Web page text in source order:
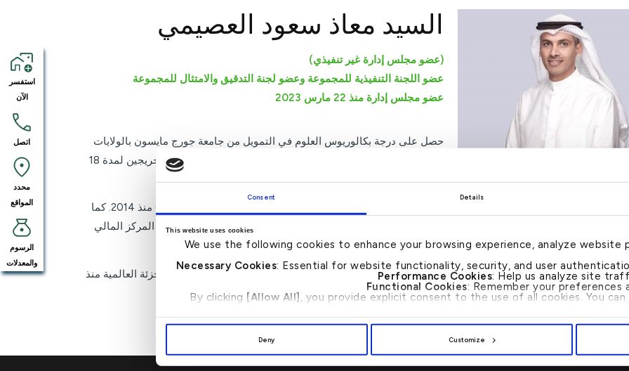
Consent Details
This website uses cookies
We use the following cookies to enhance your browsing experience, analyze website
Necessary Cookies: Essential for website functionality, security, and user
Performance Cookies: Help us analyze site
Functional Cookies: Remember your preferences
By clicking [Allow All] , you provide explicit consent to the use of all cookies. You
Deny Customize
السيد معاذ سعود العصيمي
(عضو مجلس إدارة غير تنفيذي)
عضو اللجنة التنفيذية للمجموعة وعضو لجنة التدقيق والامتثال للمجموعة
عضو مجلس إدارة منذ 22 مارس 2023
حصل على درجة بكالوريوس العلوم في التمويل من جامعة جورج مايسون بالولايات
المتحدة الأمريكية في عام 2001، واجتاز برنامجاً تدريبياً متخصصاً للخريجين لمدة 18
عُين رئيساً لمجلس إدارة بيت التمويل الكويتي – ماليزيا منذ عام 2017 وعضو مجلس إدارة بيت التمويل الكويتي (الكويت) منذ 2014. كما
تولى عضوية مجلس إدارة العديد من الشركات منها شركة بوابة الكويت القابضة منذ عام 2004 وحتى عام 2014، وشركة المركز المالي
القابضة منذ عام 2005 وحتى عام 2009.
يشغل منصب الرئيس التنفيذي في شركة فيحاء الدولية العقارية منذ عام 2017، كما عمل نائباً للمدير العام في شركة التجزئة العالمية منذ
استفسر
الآن
اتصل
محدد
المواقع
الرسوم
والمعدلات